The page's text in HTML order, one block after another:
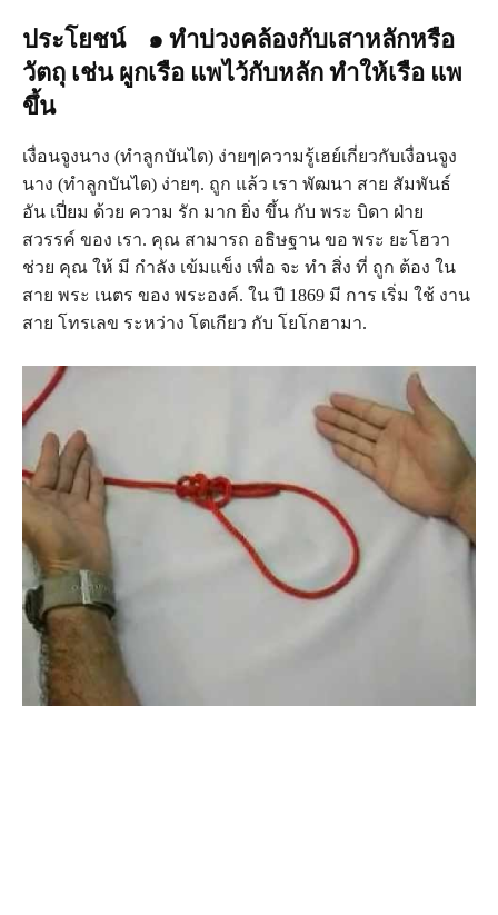
ประโยชน์ ๑ ทำบ่วงคล้องกับเสาหลักหรือ
วัตถุ เช่น ผูกเรือ แพไว้กับหลัก ทำให้เรือ แพ
ขึ้น
เงื่อนจูงนาง (ทำลูกบันได) ง่ายๆ|ความรู้เฮย์เกี่ยวกับเงื่อนจูง
นาง (ทำลูกบันได) ง่ายๆ. ถูก แล้ว เรา พัฒนา สาย สัมพันธ์
อัน เปี่ยม ด้วย ความ รัก มาก ยิ่ง ขึ้น กับ พระ บิดา ฝ่าย
สวรรค์ ของ เรา. คุณ สามารถ อธิษฐาน ขอ พระ ยะโฮวา
ช่วย คุณ ให้ มี กําลัง เข้มแข็ง เพื่อ จะ ทํา สิ่ง ที่ ถูก ต้อง ใน
สาย พระ เนตร ของ พระองค์. ใน ปี 1869 มี การ เริ่ม ใช้ งาน
สาย โทรเลข ระหว่าง โตเกียว กับ โยโกฮามา.